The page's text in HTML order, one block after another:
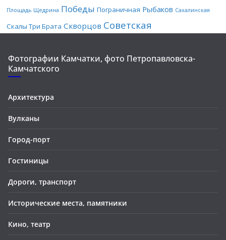
Площадь Щедрина Победы Пограничная Рыбаков Сахалинская
Скалы Три Брата Скворцов Советская
Фотографии Камчатки, фото Петропавловска-
Камчатского
Архитектура
Вулканы
Город-порт
Гостиницы
Дороги, транспорт
Исторические места, памятники
Кино, театр